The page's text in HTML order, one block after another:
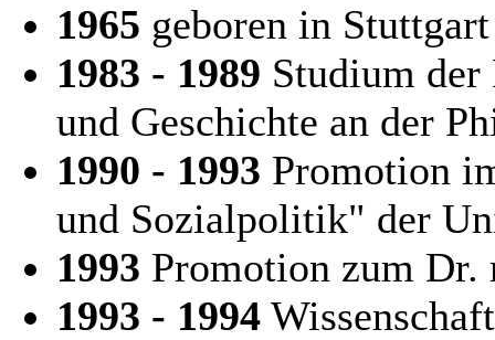
1965 geboren in Stuttgart
1983 - 1989 Studium
und Geschichte an der
1990 - 1993 Promotion
und Sozialpolitik" der
1993 Promotion zum Dr.
1993 - 1994